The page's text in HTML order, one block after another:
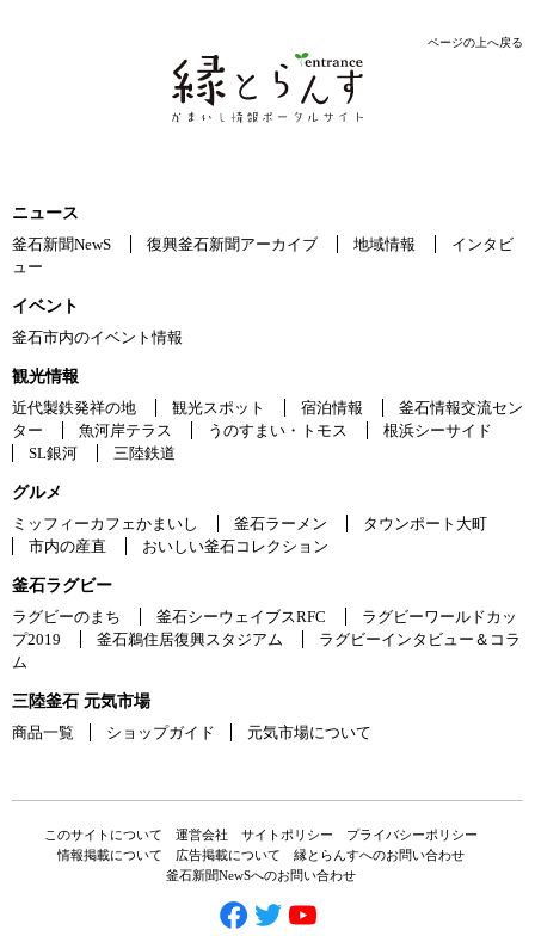
ページの上へ戻る
ニュース
釜石新聞NewS
復興釜石新聞アーカイブ 地域情報
インタビ
ュー
イベント
釜石市内のイベント情報
観光情報
近代製鉄発祥の地
観光スポット 宿泊情報
釜石情報交流セン
ター
魚河岸テラス うのすまい・トモス
根浜シーサイド
SL銀河
三陸鉄道
グルメ
ミッフィーカフェかまいし
釜石ラーメン
タウンポート大町
市内の産直
おいしい釜石コレクション
釜石ラグビー
ラグビーのまち
釜石シーウェイブスRFC
ラグビーワールドカッ
プ2019
釜石鵜住居復興スタジアム
ラグビーインタビュー＆コラ
ム
三陸釜石 元気市場
商品一覧
ショップガイド 元気市場について
このサイトについて 運営会社 サイトポリシー
プライバシーポリシー
情報掲載について
広告掲載について
縁とらんすへのお問い合わせ
釜石新聞NewSへのお問い合わせ